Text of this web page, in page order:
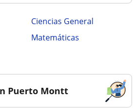
Ciencias General
Matemáticas
Puerto Montt